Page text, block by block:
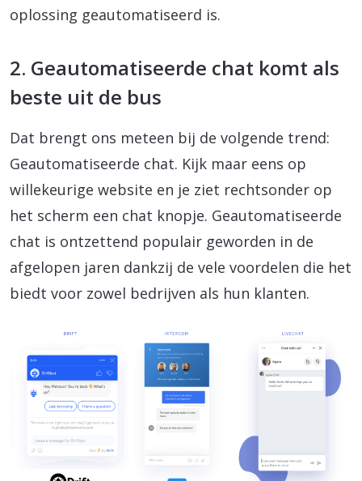
oplossing geautomatiseerd is.
2. Geautomatiseerde chat komt als
beste uit de bus
Dat brengt ons meteen bij de volgende trend:
Geautomatiseerde chat. Kijk maar eens op
willekeurige website en je ziet rechtsonder op
het scherm een chat knopje. Geautomatiseerde
chat is ontzettend populair geworden in de
afgelopen jaren dankzij de vele voordelen die het
biedt voor zowel bedrijven als hun klanten.